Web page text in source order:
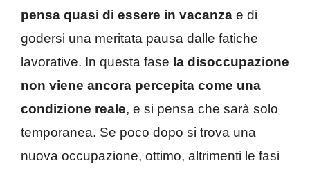
pensa quasi di essere in vacanza e di
godersi una meritata pausa dalle fatiche
lavorative. In questa fase la disoccupazione
non viene ancora percepita come una
condizione reale, e si pensa che sarà solo
temporanea. Se poco dopo si trova una
nuova occupazione, ottimo, altrimenti le fasi